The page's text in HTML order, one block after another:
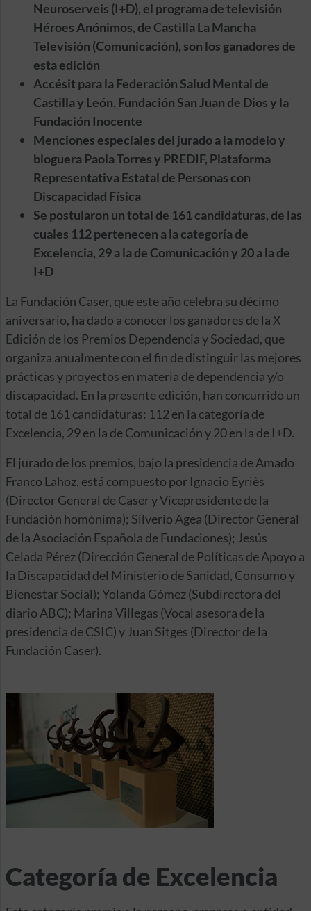
Neuroserveis (I+D), el programa de televisión
Héroes Anónimos, de Castilla La Mancha
Televisión (Comunicación), son los ganadores de
esta edición
Accésit para la Federación Salud Mental de
Castilla y León, Fundación San Juan de Dios y la
Fundación Inocente
Menciones especiales del jurado a la modelo y
bloguera Paola Torres y PREDIF, Plataforma
Representativa Estatal de Personas con
Discapacidad Física
Se postularon un total de 161 candidaturas, de las
cuales 112 pertenecen a la categoría de
Excelencia, 29 a la de Comunicación y 20 a la de
I+D
La Fundación Caser, que este año celebra su décimo
aniversario, ha dado a conocer los ganadores de la X
Edición de los Premios Dependencia y Sociedad, que
organiza anualmente con el fin de distinguir las mejores
prácticas y proyectos en materia de dependencia y/o
discapacidad. En la presente edición, han concurrido un
total de 161 candidaturas: 112 en la categoría de
Excelencia, 29 en la de Comunicación y 20 en la de I+D.
El jurado de los premios, bajo la presidencia de Amado
Franco Lahoz, está compuesto por Ignacio Eyriès
(Director General de Caser y Vicepresidente de la
Fundación homónima); Silverio Agea (Director General
de la Asociación Española de Fundaciones); Jesús
Celada Pérez (Dirección General de Políticas de Apoyo a
la Discapacidad del Ministerio de Sanidad, Consumo y
Bienestar Social); Yolanda Gómez (Subdirectora del
diario ABC); Marina Villegas (Vocal asesora de la
presidencia de CSIC) y Juan Sitges (Director de la
Fundación Caser).
Categoría de Excelencia